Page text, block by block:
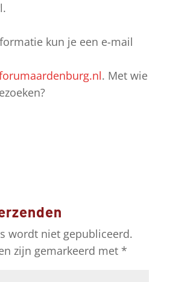
kun je een e-mail
. Met wie
wordt niet gepubliceerd.
zijn gemarkeerd met *